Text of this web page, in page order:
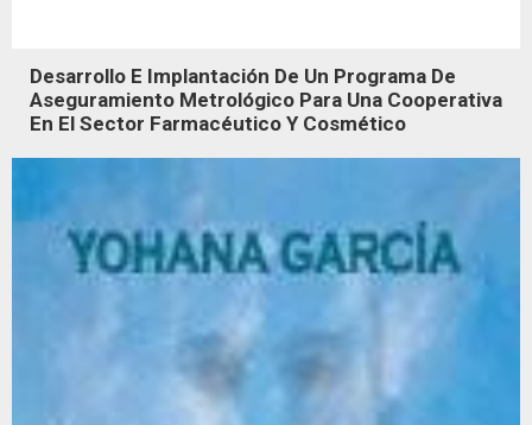
Desarrollo E Implantación De Un Programa De
Aseguramiento Metrológico Para Una Cooperativa
En El Sector Farmacéutico Y Cosmético